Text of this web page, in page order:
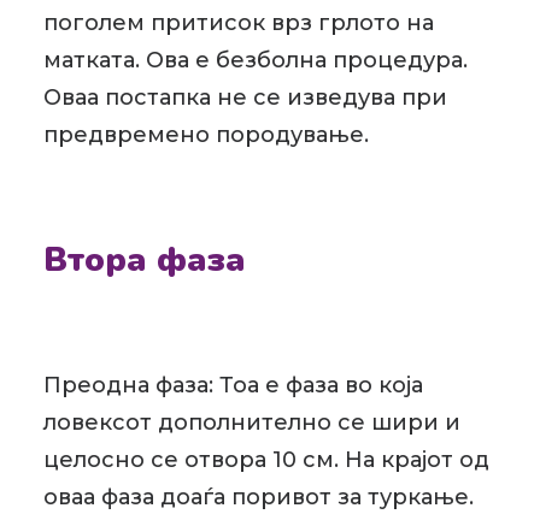
поголем притисок врз грлото на
матката. Ова е безболна процедура.
Оваа постапка не се изведува при
предвремено породување.
Втора фаза
Преодна фаза: Тоа е фаза во која
ловексот дополнително се шири и
целосно се отвора 10 см. На крајот од
оваа фаза доаѓа поривот за туркање.